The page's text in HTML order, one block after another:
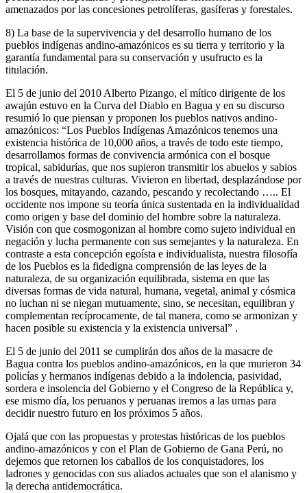
amenazados por las concesiones petrolíferas, gasíferas y forestales.
8) La base de la supervivencia y del desarrollo humano de los
pueblos indígenas andino-amazónicos es su tierra y territorio y la
garantía fundamental para su conservación y usufructo es la
titulación.
El 5 de junio del 2010 Alberto Pizango, el mítico dirigente de los
awajún estuvo en la Curva del Diablo en Bagua y en su discurso
resumió lo que piensan y proponen los pueblos nativos andino-
amazónicos: “Los Pueblos Indígenas Amazónicos tenemos una
existencia histórica de 10,000 años, a través de todo este tiempo,
desarrollamos formas de convivencia armónica con el bosque
tropical, sabidurías, que nos supieron transmitir los abuelos y sabios
a través de nuestras culturas. Vivieron en libertad, desplazándose por
los bosques, mitayando, cazando, pescando y recolectando ….. El
occidente nos impone su teoría única sustentada en la individualidad
como origen y base del dominio del hombre sobre la naturaleza.
Visión con que cosmogonizan al hombre como sujeto individual en
negación y lucha permanente con sus semejantes y la naturaleza. En
contraste a esta concepción egoísta e individualista, nuestra filosofía
de los Pueblos es la fidedigna comprensión de las leyes de la
naturaleza, de su organización equilibrada, sistema en que las
diversas formas de vida natural, humana, vegetal, animal y cósmica
no luchan ni se niegan mutuamente, sino, se necesitan, equilibran y
complementan recíprocamente, de tal manera, como se armonizan y
hacen posible su existencia y la existencia universal” .
El 5 de junio del 2011 se cumplirán dos años de la masacre de
Bagua contra los pueblos andino-amazónicos, en la que murieron 34
policías y hermanos indígenas debido a la indolencia, pasividad,
sordera e insolencia del Gobierno y el Congreso de la República y,
ese mismo día, los peruanos y peruanas iremos a las urnas para
decidir nuestro futuro en los próximos 5 años.
Ojalá que con las propuestas y protestas históricas de los pueblos
andino-amazónicos y con el Plan de Gobierno de Gana Perú, no
dejemos que retornen los caballos de los conquistadores, los
ladrones y genocidas con sus aliados actuales que son el alanismo y
la derecha antidemocrática.